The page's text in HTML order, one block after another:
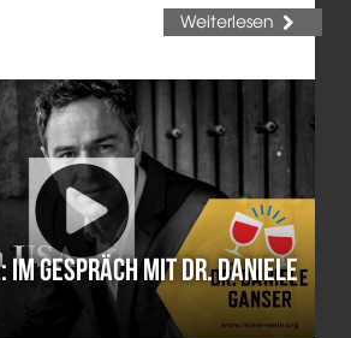
Weiterlesen
Im Gespräch mit Dr. Daniele